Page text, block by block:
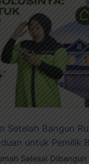
Setelah Bangun
untuk Pemilik
Selesai